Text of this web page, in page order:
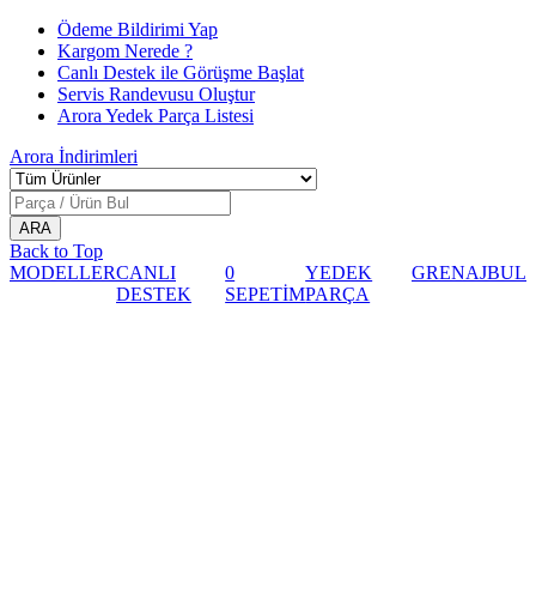
Ödeme Bildirimi Yap
Kargom Nerede ?
Canlı Destek ile Görüşme Başlat
Servis Randevusu Oluştur
Arora Yedek Parça Listesi
Arora İndirimleri
Back to Top
MODELLERCANLI
DESTEK
0
SEPETİM
YEDEK
PARÇA
GRENAJBUL